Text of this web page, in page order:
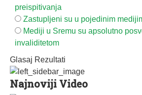
preispitivanja
Zastupljeni su u pojedinim
Mediji u Sremu su apsolutno
invaliditetom
Glasaj Rezultati
Najnoviji Video